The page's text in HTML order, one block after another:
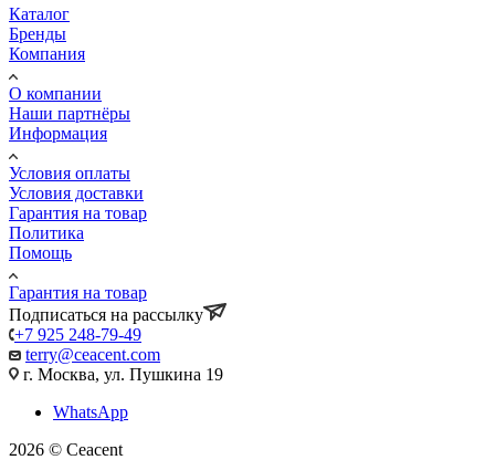
Каталог
Бренды
Компания
О компании
Наши партнёры
Информация
Условия оплаты
Условия доставки
Гарантия на товар
Политика
Помощь
Гарантия на товар
Подписаться на рассылку
+7 925 248-79-49
terry@ceacent.com
г. Москва, ул. Пушкина 19
WhatsApp
2026 © Сeacent